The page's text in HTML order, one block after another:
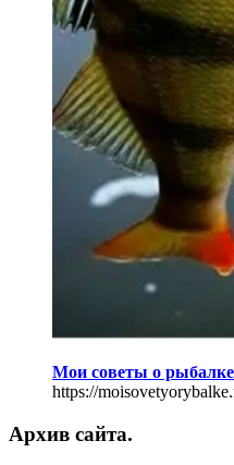
Мои советы о рыбалке
https://
Архив сайта.